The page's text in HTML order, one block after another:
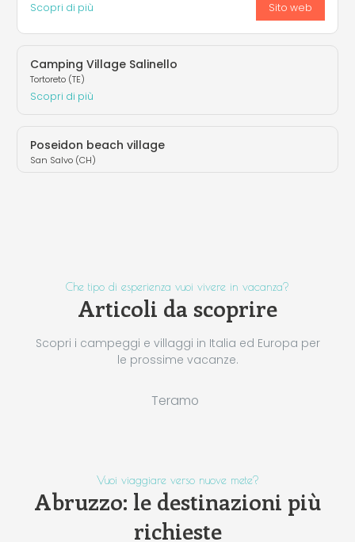
Scopri di più Sito web
Camping Village Salinello
Tortoreto (TE)
Scopri di più
Poseidon beach village
San Salvo (CH)
Che tipo di esperienza vuoi vivere in vacanza?
Articoli da scoprire
Scopri i campeggi e villaggi in Italia ed Europa per
le prossime vacanze.
Teramo
Vuoi viaggiare verso nuove mete?
Abruzzo: le destinazioni più
richieste